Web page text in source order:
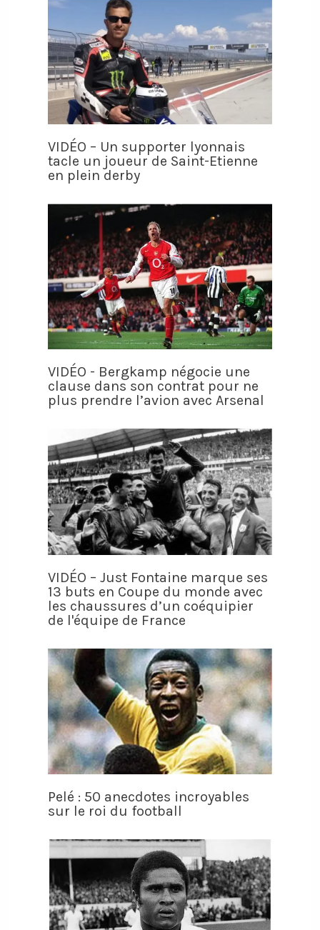
VIDÉO – Un supporter lyonnais
tacle un joueur de Saint-Etienne
en plein derby
VIDÉO - Bergkamp négocie une
clause dans son contrat pour ne
plus prendre l’avion avec Arsenal
VIDÉO – Just Fontaine marque ses
13 buts en Coupe du monde avec
les chaussures d’un coéquipier
de l'équipe de France
Pelé : 50 anecdotes incroyables
sur le roi du football